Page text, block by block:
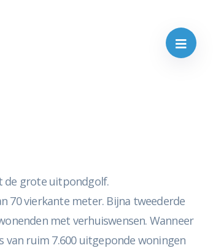
de grote uitpondgolf.
70 vierkante meter. Bijna tweederde
met verhuiswensen. Wanneer
ruim 7.600 uitgeponde woningen